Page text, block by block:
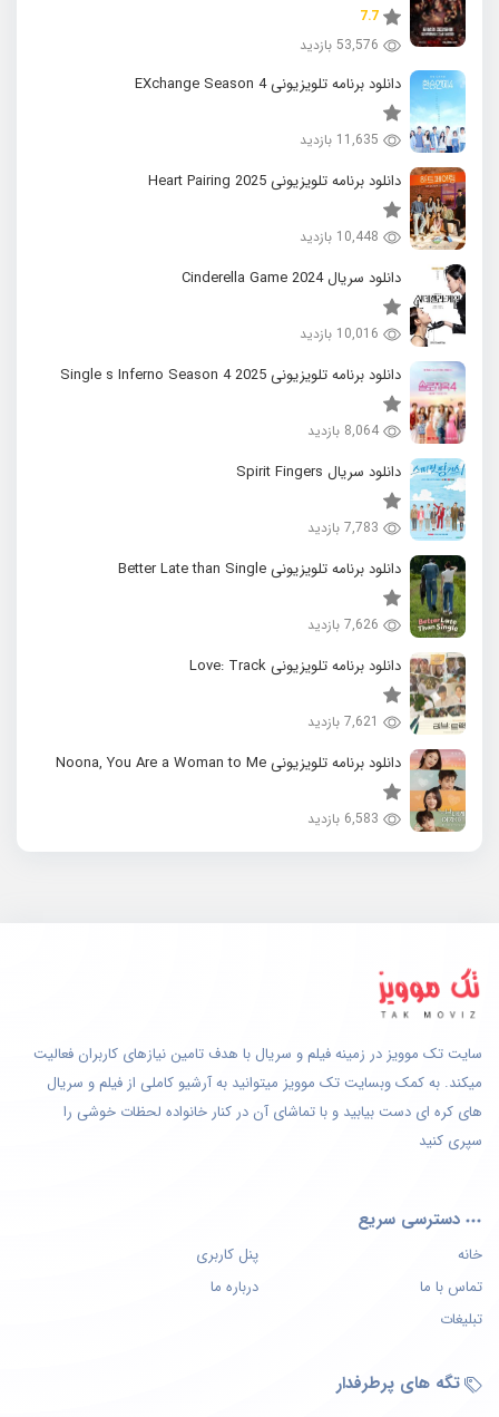
7.7
53,576 بازدید
دانلود برنامه تلویزیونی EXchange Season 4
11,635 بازدید
دانلود برنامه تلویزیونی 2025 Heart Pairing
10,448 بازدید
دانلود سریال 2024 Cinderella Game
10,016 بازدید
دانلود برنامه تلویزیونی 2025 Single s Inferno Season 4
8,064 بازدید
دانلود سریال Spirit Fingers
7,783 بازدید
دانلود برنامه تلویزیونی Better Late than Single
7,626 بازدید
دانلود برنامه تلویزیونی Love: Track
7,621 بازدید
دانلود برنامه تلویزیونی Noona, You Are a Woman to Me
6,583 بازدید
سایت تک موویز در زمینه فیلم و سریال با هدف تامین نیازهای کاربران فعالیت
میکند. به کمک وبسایت تک موویز میتوانید به آرشیو کاملی از فیلم و سریال
های کره ای دست بیابید و با تماشای آن در کنار خانواده لحظات خوشی را
سپری کنید
دسترسی سریع
خانه
پنل کاربری
تماس با ما
درباره ما
تبلیغات
تگه های پرطرفدار